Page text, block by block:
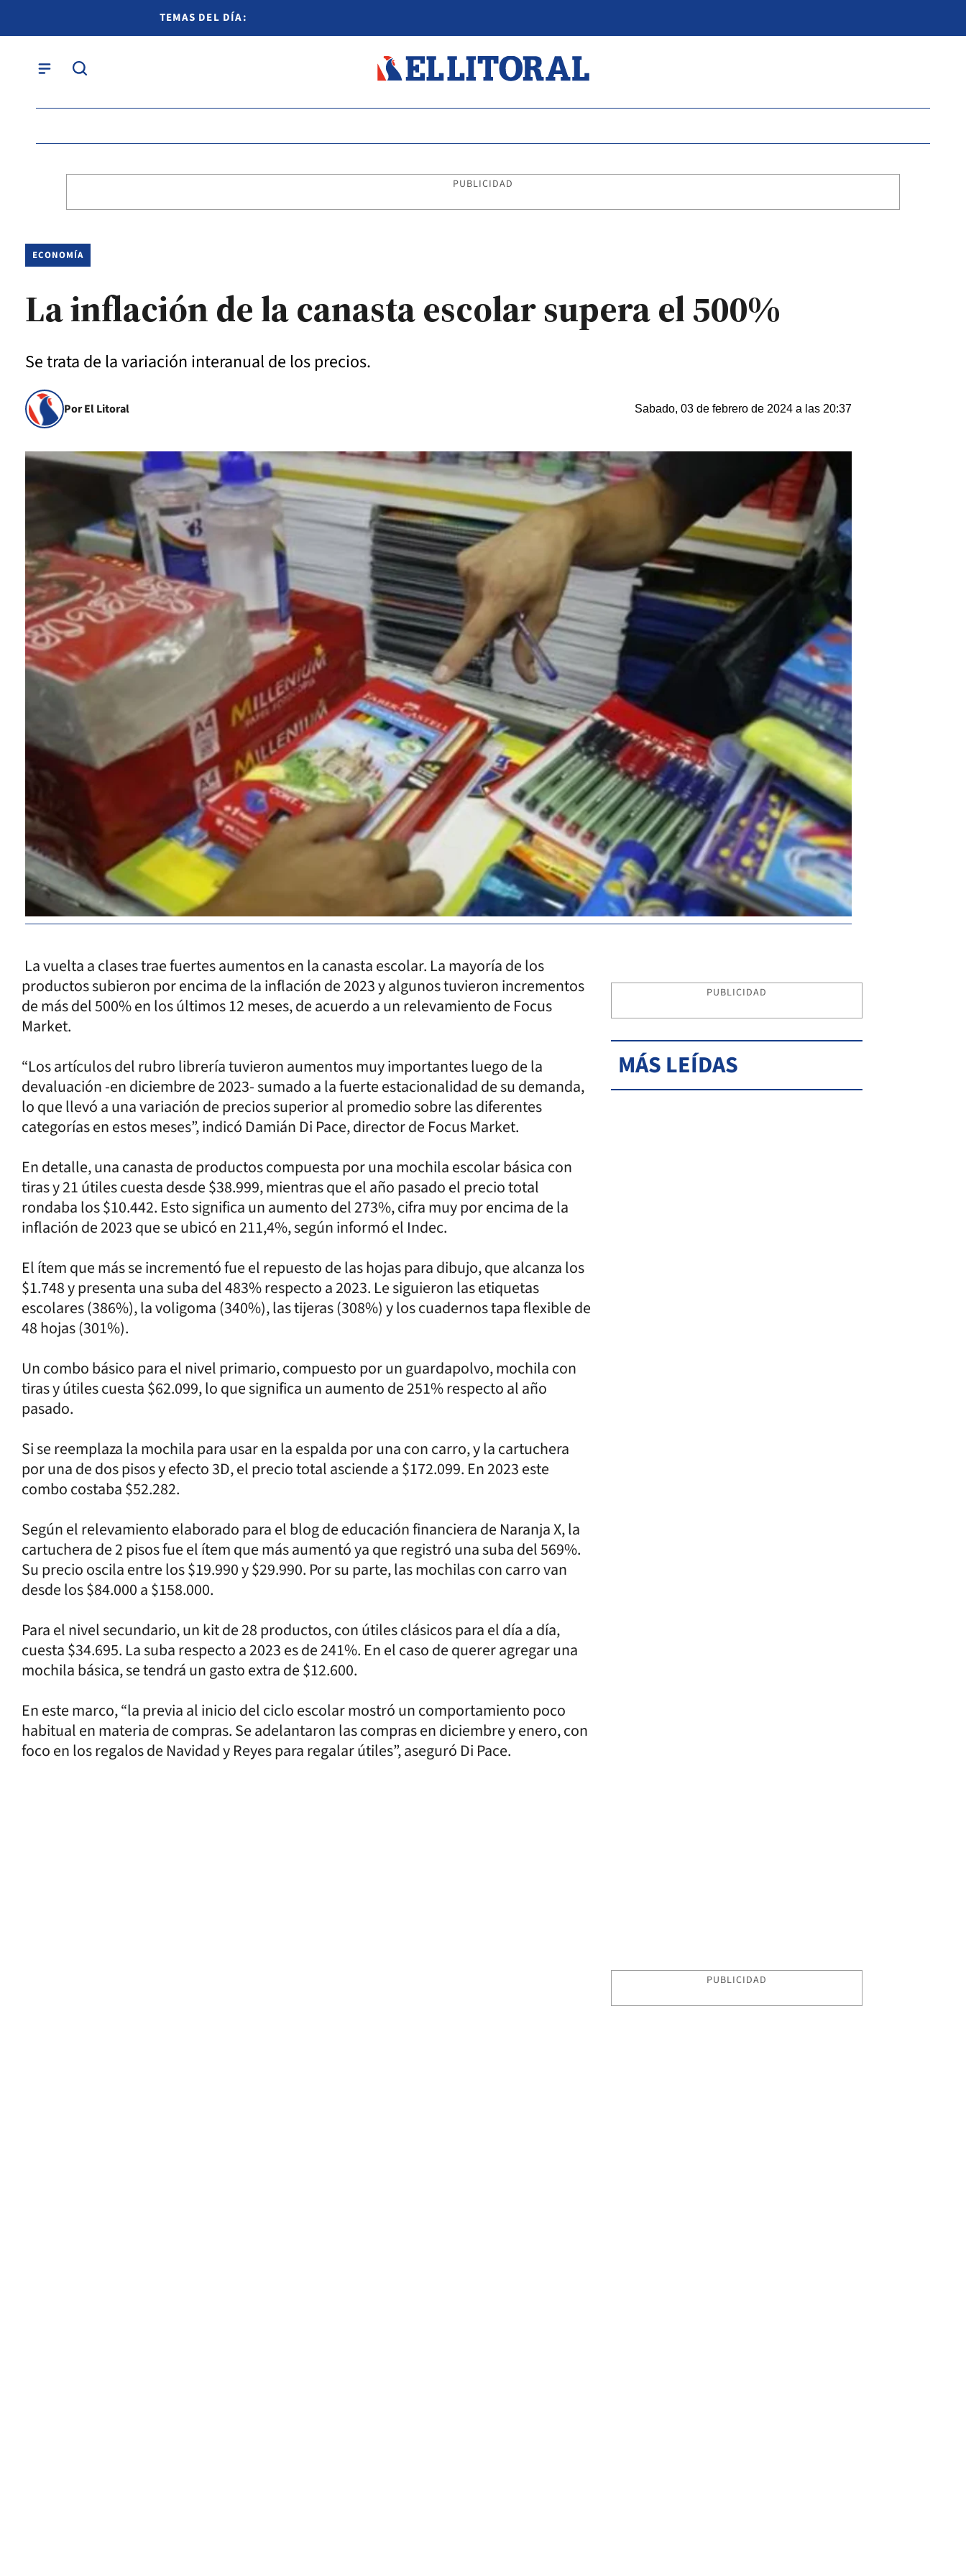
TEMAS DEL DÍA:
PUBLICIDAD
ECONOMÍA
La inflación de la canasta escolar supera el 500%
Se trata de la variación interanual de los precios.
Por El Litoral Sabado, 03 de febrero de 2024 a las 20:37
La vuelta a clases trae fuertes aumentos en la canasta escolar. La mayoría de los
productos subieron por encima de la inflación de 2023 y algunos tuvieron incrementos
de más del 500% en los últimos 12 meses, de acuerdo a un relevamiento de Focus
Market.
“Los artículos del rubro librería tuvieron aumentos muy importantes luego de la
devaluación -en diciembre de 2023- sumado a la fuerte estacionalidad de su demanda,
lo que llevó a una variación de precios superior al promedio sobre las diferentes
categorías en estos meses”, indicó Damián Di Pace, director de Focus Market.
En detalle, una canasta de productos compuesta por una mochila escolar básica con
tiras y 21 útiles cuesta desde $38.999, mientras que el año pasado el precio total
rondaba los $10.442. Esto significa un aumento del 273%, cifra muy por encima de la
inflación de 2023 que se ubicó en 211,4%, según informó el Indec.
El ítem que más se incrementó fue el repuesto de las hojas para dibujo, que alcanza los
$1.748 y presenta una suba del 483% respecto a 2023. Le siguieron las etiquetas
escolares (386%), la voligoma (340%), las tijeras (308%) y los cuadernos tapa flexible de
48 hojas (301%).
Un combo básico para el nivel primario, compuesto por un guardapolvo, mochila con
tiras y útiles cuesta $62.099, lo que significa un aumento de 251% respecto al año
pasado.
Si se reemplaza la mochila para usar en la espalda por una con carro, y la cartuchera
por una de dos pisos y efecto 3D, el precio total asciende a $172.099. En 2023 este
combo costaba $52.282.
Según el relevamiento elaborado para el blog de educación financiera de Naranja X, la
cartuchera de 2 pisos fue el ítem que más aumentó ya que registró una suba del 569%.
Su precio oscila entre los $19.990 y $29.990. Por su parte, las mochilas con carro van
desde los $84.000 a $158.000.
Para el nivel secundario, un kit de 28 productos, con útiles clásicos para el día a día,
cuesta $34.695. La suba respecto a 2023 es de 241%. En el caso de querer agregar una
mochila básica, se tendrá un gasto extra de $12.600.
En este marco, “la previa al inicio del ciclo escolar mostró un comportamiento poco
habitual en materia de compras. Se adelantaron las compras en diciembre y enero, con
foco en los regalos de Navidad y Reyes para regalar útiles”, aseguró Di Pace.
PUBLICIDAD
MÁS LEÍDAS
PUBLICIDAD